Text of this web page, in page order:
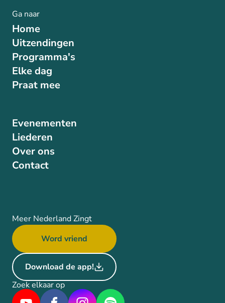
Ga naar
Home
Uitzendingen
Programma's
Elke dag
Praat mee
Evenementen
Liederen
Over ons
Contact
Meer Nederland Zingt
Word vriend
Download de app!
Zoek elkaar op